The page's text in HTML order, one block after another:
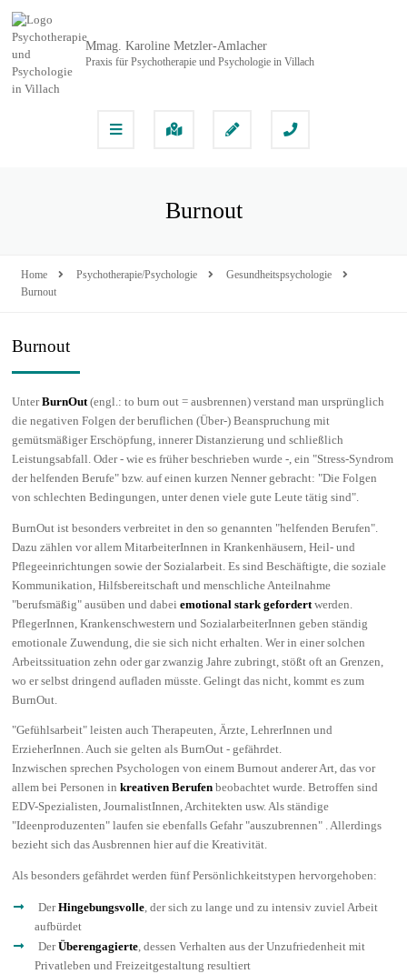
Mmag. Karoline Metzler-Amlacher
Praxis für Psychotherapie und Psychologie in Villach
Burnout
Home Psychotherapie/Psychologie
Gesundheitspsychologie
Burnout
Burnout
UnterBurnOut(engl.: to burn out = ausbrennen) verstand man ursprünglich
die negativen Folgen der beruflichen (Über-) Beanspruchung mit
gemütsmäßiger Erschöpfung, innerer Distanzierung und schließlich
Leistungsabfall. Oder - wie es früher beschrieben wurde -, ein "Stress-Syndrom
der helfenden Berufe" bzw. auf einen kurzen Nenner gebracht: "Die Folgen
von schlechten Bedingungen, unter denen viele gute Leute tätig sind".
BurnOut ist besonders verbreitet in den so genannten "helfenden Berufen".
Dazu zählen vor allem MitarbeiterInnen in Krankenhäusern, Heil- und
Pflegeeinrichtungen sowie der Sozialarbeit. Es sind Beschäftigte, die soziale
Kommunikation, Hilfsbereitschaft und menschliche Anteilnahme
"berufsmäßig" ausüben und dabei emotional stark gefordert werden.
PflegerInnen, Krankenschwestern und SozialarbeiterInnen geben ständig
emotionale Zuwendung, die sie sich nicht erhalten. Wer in einer solchen
Arbeitssituation zehn oder gar zwanzig Jahre zubringt, stößt oft an Grenzen,
wo er selbst dringend aufladen müsste. Gelingt das nicht, kommt es zum
BurnOut.
"Gefühlsarbeit" leisten auch Therapeuten, Ärzte, LehrerInnen und
ErzieherInnen. Auch sie gelten als BurnOut - gefährdet.
Inzwischen sprechen Psychologen von einem Burnout anderer Art, das vor
allem bei Personen in kreativen Berufenbeobachtet wurde. Betroffen sind
EDV-Spezialisten, JournalistInnen, Architekten usw. Als ständige
"Ideenproduzenten" laufen sie ebenfalls Gefahr "auszubrennen" . Allerdings
bezieht sich das Ausbrennen hier auf die Kreativität.
Als besonders gefährdet werden fünf Persönlichkeitstypen hervorgehoben:
DerHingebungsvolle, der sich zu lange und zu intensiv zuviel Arbeit
aufbürdet
DerÜberengagierte, dessen Verhalten aus der Unzufriedenheit mit
Privatleben und Freizeitgestaltung resultiert